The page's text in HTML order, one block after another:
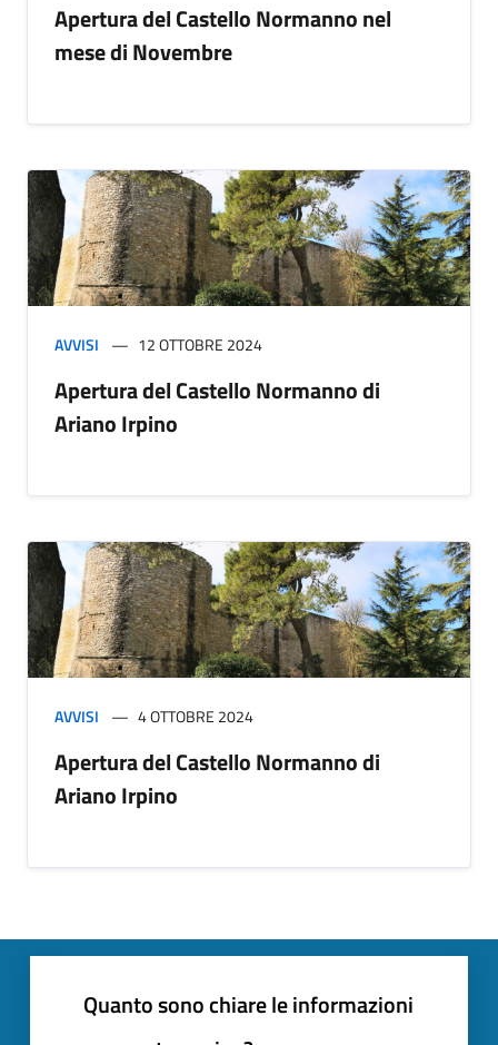
Apertura del Castello Normanno nel
mese di Novembre
AVVISI 12 OTTOBRE 2024
Apertura del Castello Normanno di
Ariano Irpino
AVVISI 4 OTTOBRE 2024
Apertura del Castello Normanno di
Ariano Irpino
Quanto sono chiare le informazioni